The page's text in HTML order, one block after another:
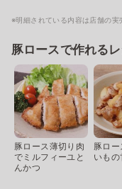
※明細されている内容は店舗の実
豚ロースで作れる
豚ロース薄切り肉
でミルフィーユと
んかつ
豚ロ
いもの